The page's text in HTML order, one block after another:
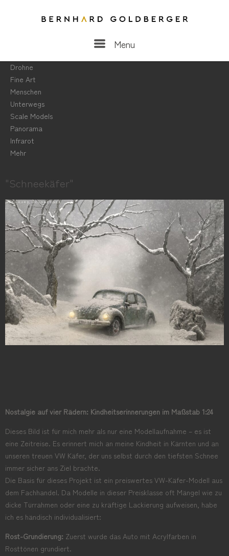
Menu
Drohne
Fine Art
Menschen
Unterwegs
Scale Models
Panorama
Infrarot
Mehr
"Schneekäfer"
Nostalgie auf vier Rädern: Kindheitserinnerungen im Maßstab 1:24
Dieses Bild ist für mich mehr als nur eine Modellaufnahme – es ist
eine Zeitreise. Es erinnert mich an meine Kindheit in Kärnten und an
unseren treuen VW Käfer, der uns selbst durch den tiefsten Schnee
immer sicher ans Ziel brachte.
Die Basis für dieses Projekt ist ein preiswertes VW-Käfer-Modell aus
dem Fachhandel. Da Modelle in dieser Preisklasse oft Mängel wie zu
dicke Türrahmen oder eine zu kräftige Lackierung aufweisen, habe
ich es händisch individualisiert:
Rost-Grundierung: Zuerst wurde das Auto mit Acrylfarben in
Rosttönen grundiert.